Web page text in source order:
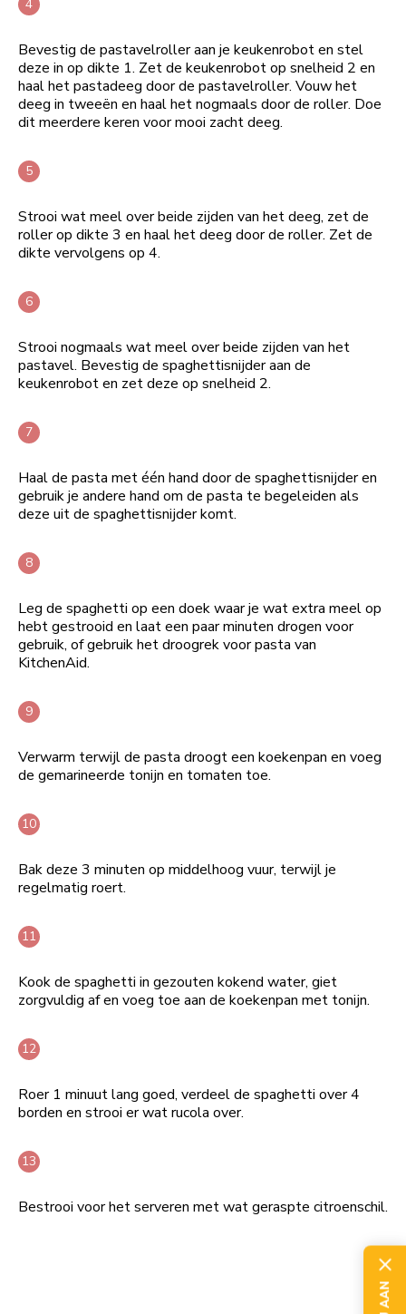
Bevestig de pastavelroller aan je keukenrobot en stel
deze in op dikte 1. Zet de keukenrobot op snelheid 2 en
haal het pastadeeg door de pastavelroller. Vouw het
deeg in tweeën en haal het nogmaals door de roller. Doe
dit meerdere keren voor mooi zacht deeg.
Strooi wat meel over beide zijden van het deeg, zet de
roller op dikte 3 en haal het deeg door de roller. Zet de
dikte vervolgens op 4.
Strooi nogmaals wat meel over beide zijden van het
pastavel. Bevestig de spaghettisnijder aan de
keukenrobot en zet deze op snelheid 2.
Haal de pasta met één hand door de spaghettisnijder en
gebruik je andere hand om de pasta te begeleiden als
deze uit de spaghettisnijder komt.
Leg de spaghetti op een doek waar je wat extra meel op
hebt gestrooid en laat een paar minuten drogen voor
gebruik, of gebruik het droogrek voor pasta van
KitchenAid.
Verwarm terwijl de pasta droogt een koekenpan en voeg
de gemarineerde tonijn en tomaten toe.
Bak deze 3 minuten op middelhoog vuur, terwijl je
regelmatig roert.
Kook de spaghetti in gezouten kokend water, giet
zorgvuldig af en voeg toe aan de koekenpan met tonijn.
Roer 1 minuut lang goed, verdeel de spaghetti over 4
borden en strooi er wat rucola over.
Bestrooi voor het serveren met wat geraspte citroenschil.